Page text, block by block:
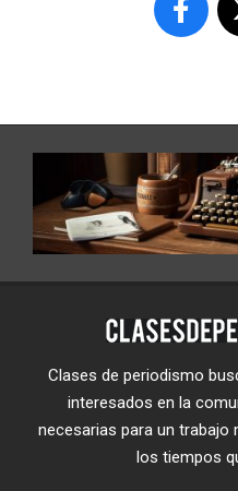
Clases de periodismo
interesados en la
necesarias para un trabajo
los tiempos